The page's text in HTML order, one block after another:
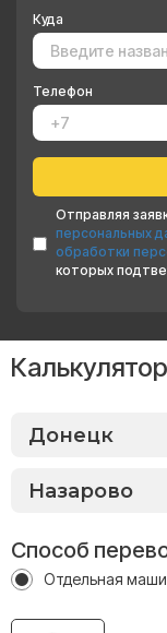
Куда
Телефон
Отправляя
персональных
обработки
которых
Способ
Отдельная